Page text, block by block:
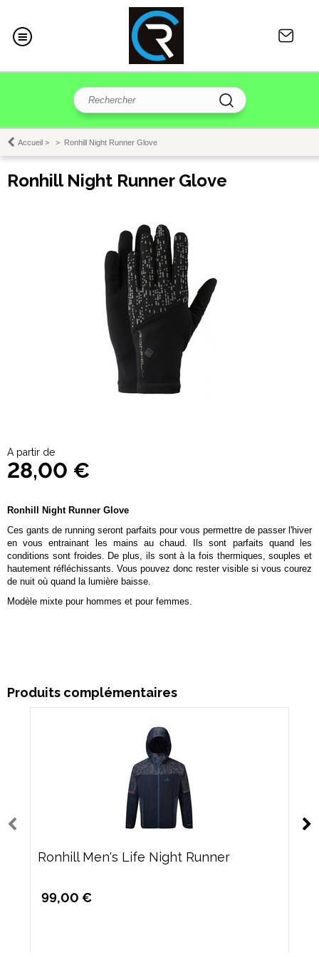
Accueil > > Ronhill Night Runner Glove
Ronhill Night Runner Glove
A partir de
28,00 €
Ronhill Night Runner Glove
Ces gants de running seront parfaits pour vous permettre de passer l'hiver
en vous entrainant les mains au chaud. Ils sont parfaits quand les
conditions sont froides. De plus, ils sont à la fois thermiques, souples et
hautement réfléchissants. Vous pouvez donc rester visible si vous courez
de nuit où quand la lumière baisse.
Modèle mixte pour hommes et pour femmes.
Produits complémentaires
Ronhill Men's Life Night Runner
99,00 €